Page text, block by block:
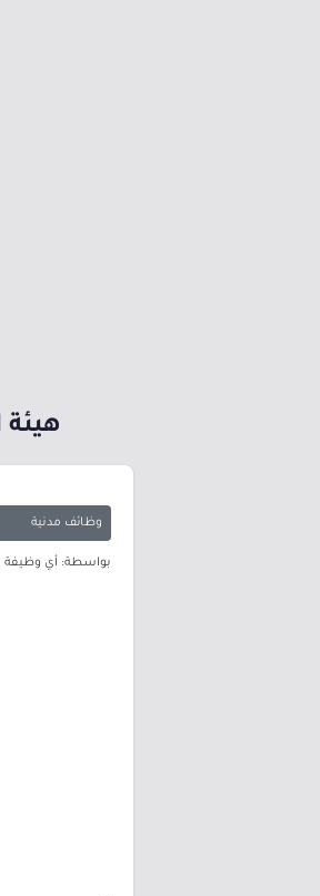
هيئة
وظائف مدنية
بواسطة: أي وظيفة